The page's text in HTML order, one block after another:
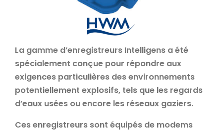
La gamme d’enregistreurs Intelligens a été
spécialement conçue pour répondre aux
exigences particulières des environnements
potentiellement explosifs, tels que les regards
d’eaux usées ou encore les réseaux gaziers.
Ces enregistreurs sont équipés de modems